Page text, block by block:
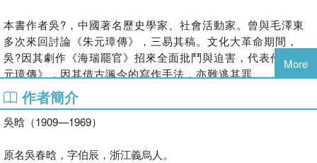
本書作者吳?，中國著名歷史學家、社會活動家。曾與毛澤東
多次來回討論《朱元璋傳》，三易其稿。文化大革命期間，
吳?因其劇作《海瑞罷官》招來全面批鬥與迫害，代表作《朱
元璋傳》，因其借古諷今的寫作手法，亦難逃其罪……
對朱元璋的批判，就是對專制獨裁的批判
「專制獨裁的君主，用以維持和鞏固皇權的兩套法寶，一是軍
子，軍隊和官僚便是兩個車輪，缺一不可。」——吳?
More
作者簡介
吳晗（1909—1969）
原名吳春晗，字伯辰，浙江義烏人。